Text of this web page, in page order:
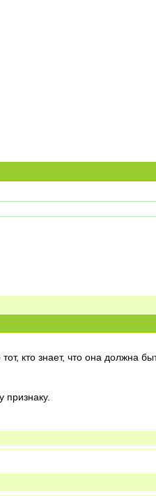
кто знает, что она должна